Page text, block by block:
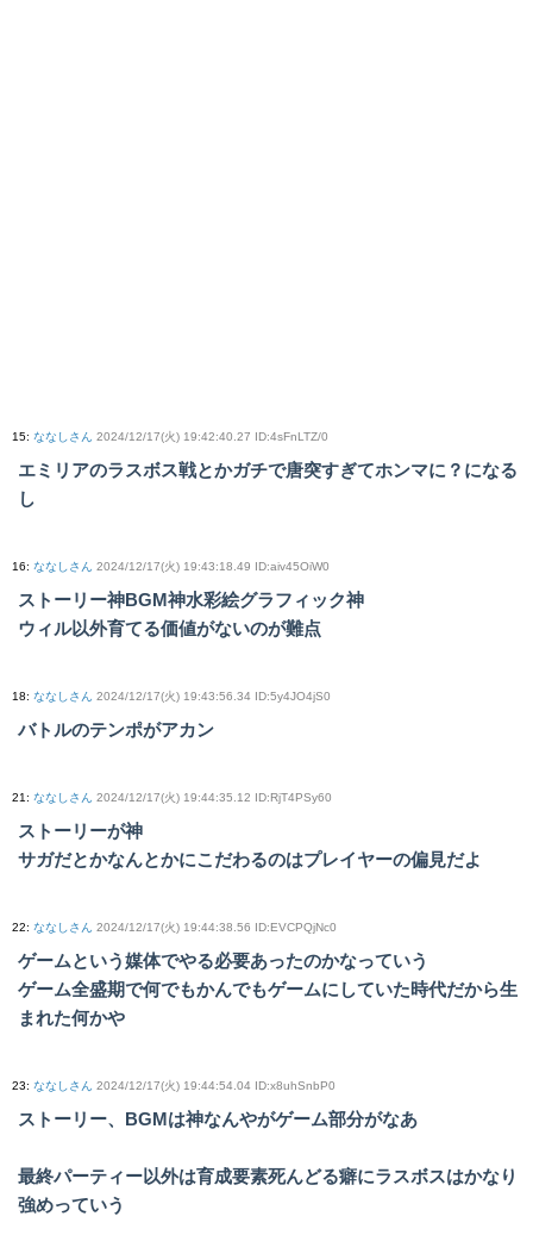
15: ななしさん 2024/12/17(火) 19:42:40.27 ID:4sFnLTZ/0
エミリアのラスボス戦とかガチで唐突すぎてホンマに？になる
し
16: ななしさん 2024/12/17(火) 19:43:18.49 ID:aiv45OiW0
ストーリー神BGM神水彩絵グラフィック神
ウィル以外育てる価値がないのが難点
18: ななしさん 2024/12/17(火) 19:43:56.34 ID:5y4JO4jS0
バトルのテンポがアカン
21: ななしさん 2024/12/17(火) 19:44:35.12 ID:RjT4PSy60
ストーリーが神
サガだとかなんとかにこだわるのはプレイヤーの偏見だよ
22: ななしさん 2024/12/17(火) 19:44:38.56 ID:EVCPQjNc0
ゲームという媒体でやる必要あったのかなっていう
ゲーム全盛期で何でもかんでもゲームにしていた時代だから生
まれた何かや
23: ななしさん 2024/12/17(火) 19:44:54.04 ID:x8uhSnbP0
ストーリー、BGMは神なんやがゲーム部分がなあ
最終パーティー以外は育成要素死んどる癖にラスボスはかなり
強めっていう